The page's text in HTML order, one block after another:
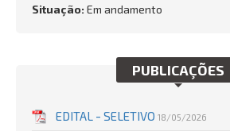
Situação: Em andamento
PUBLICAÇÕES
EDITAL - SELETIVO 18/05/2026